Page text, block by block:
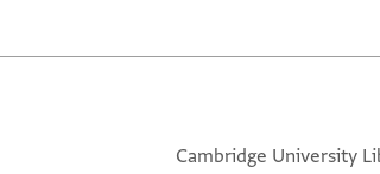
Cambridge University